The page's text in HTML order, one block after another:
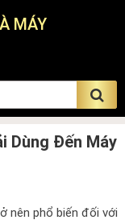
MÁY
Dùng Đến Máy
nên phổ biến đối với